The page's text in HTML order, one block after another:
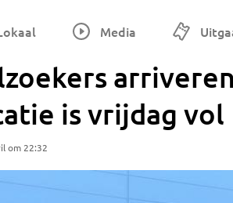
Media
is vrijdag vol
om 22:32